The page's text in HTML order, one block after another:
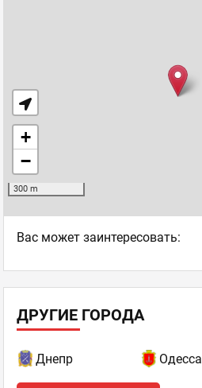
Ваc может заинтересовать:
ДРУГИЕ ГОРОДА
Днепр Одесса